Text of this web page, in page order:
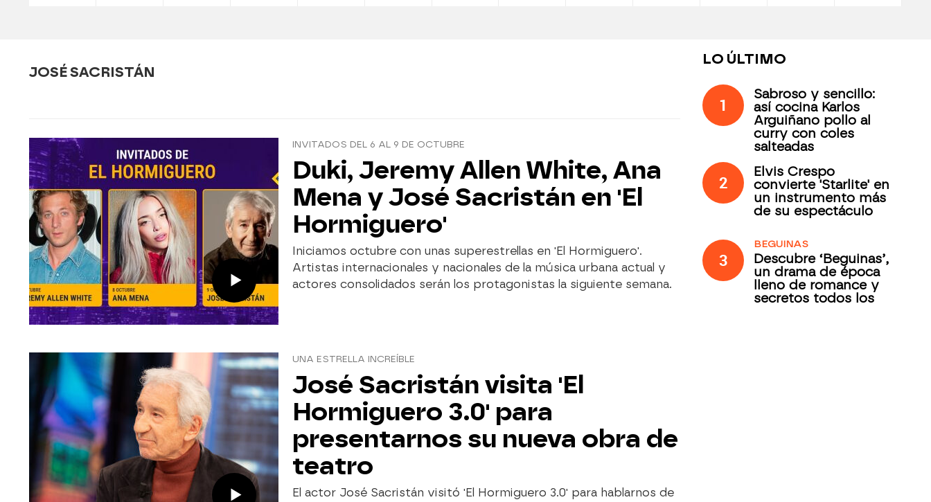
JOSÉ SACRISTÁN
INVITADOS DEL 6 AL 9 DE OCTUBRE
Duki, Jeremy Allen White, Ana
Mena y José Sacristán en 'El
Hormiguero'
Iniciamos octubre con unas superestrellas en 'El Hormiguero'.
Artistas internacionales y nacionales de la música urbana actual y
actores consolidados serán los protagonistas la siguiente semana.
UNA ESTRELLA INCREÍBLE
José Sacristán visita 'El
Hormiguero 3.0' para
presentarnos su nueva obra de
teatro
El actor José Sacristán visitó 'El Hormiguero 3.0' para hablarnos de
LO ÚLTIMO
1
Sabroso y sencillo:
así cocina Karlos
Arguiñano pollo al
curry con coles
salteadas
2
Elvis Crespo
convierte 'Starlite' en
un instrumento más
de su espectáculo
3
BEGUINAS
Descubre ‘Beguinas’,
un drama de época
lleno de romance y
secretos todos los